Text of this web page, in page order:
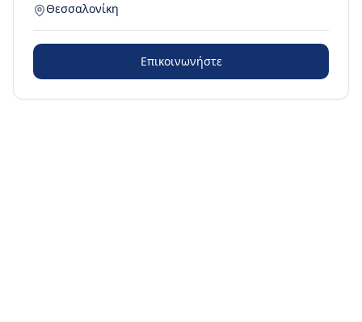
Θεσσαλονίκη
Επικοινωνήστε